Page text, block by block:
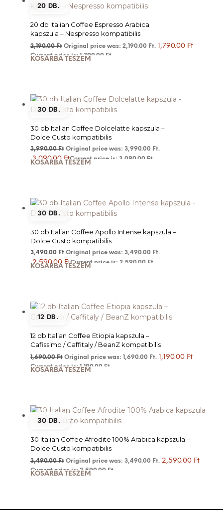
20 DB.
20 db Italian Coffee Espresso Arabica
kapszula – Nespresso kompatibilis
2,190.00Ft Original price was: 2,190.00 Ft. 1,790.00 Ft
Current price is: 1,790.00 Ft.
KOSÁRBA TESZEM
30 DB.
30 db Italian Coffee Dolcelatte kapszula –
Dolce Gusto kompatibilis
3,990.00Ft Original price was: 3,990.00 Ft.
3,090.00 FtCurrent price is: 3,090.00 Ft.
KOSÁRBA TESZEM
30 DB.
30 db Italian Coffee Apollo Intense kapszula –
Dolce Gusto kompatibilis
3,490.00Ft Original price was: 3,490.00 Ft.
2,590.00 FtCurrent price is: 2,590.00 Ft.
KOSÁRBA TESZEM
12 DB.
12 db Italian Coffee Etiopia kapszula –
Cafissimo / Caffitaly / BeanZ kompatibilis
1,690.00Ft Original price was: 1,690.00 Ft. 1,190.00 Ft
Current price is: 1,190.00 Ft.
KOSÁRBA TESZEM
30 DB.
30 Italian Coffee Afrodite 100% Arabica kapszula –
Dolce Gusto kompatibilis
3,490.00Ft Original price was: 3,490.00 Ft. 2,590.00 Ft
Current price is: 2,590.00 Ft.
KOSÁRBA TESZEM